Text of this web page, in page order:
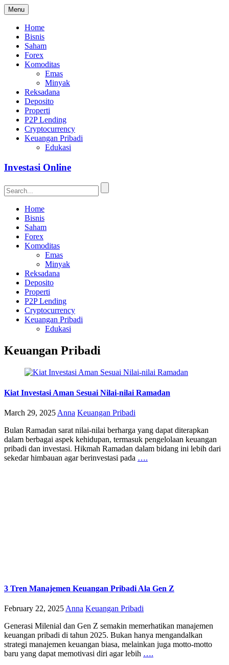
Menu
Home
Bisnis
Saham
Forex
Komoditas
Emas
Minyak
Reksadana
Deposito
Properti
P2P Lending
Cryptocurrency
Keuangan Pribadi
Edukasi
Investasi Online
Home
Bisnis
Saham
Forex
Komoditas
Emas
Minyak
Reksadana
Deposito
Properti
P2P Lending
Cryptocurrency
Keuangan Pribadi
Edukasi
Keuangan Pribadi
Kiat Investasi Aman Sesuai Nilai-nilai Ramadan
March 29, 2025 Anna Keuangan Pribadi
Bulan Ramadan sarat nilai-nilai berharga yang dapat diterapkan
dalam berbagai aspek kehidupan, termasuk pengelolaan keuangan
pribadi dan investasi. Hikmah Ramadan dalam bidang ini lebih dari
sekedar himbauan agar berinvestasi pada ….
3 Tren Manajemen Keuangan Pribadi Ala Gen Z
February 22, 2025 Anna Keuangan Pribadi
Generasi Milenial dan Gen Z semakin memerhatikan manajemen
keuangan pribadi di tahun 2025. Bukan hanya mengandalkan
strategi manajemen keuangan biasa, melainkan juga motto-motto
baru yang dapat memotivasi diri agar lebih ….